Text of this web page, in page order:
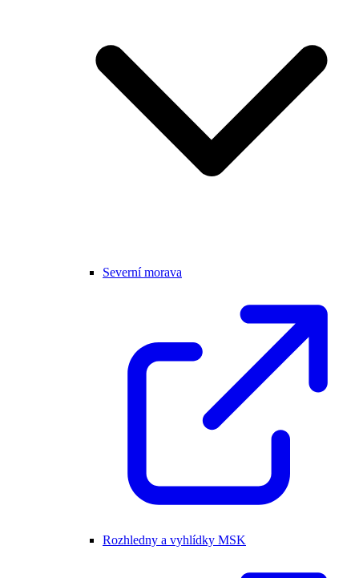
Severní morava
Rozhledny a vyhlídky MSK